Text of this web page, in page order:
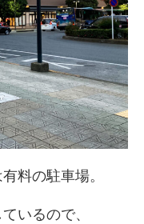
料の駐車場。
いるので、